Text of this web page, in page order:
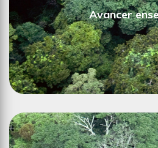
Ici en savoir plus sur
Avancer